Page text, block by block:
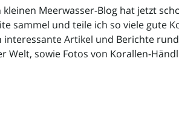
Meerwasser-Blog hat jetzt
sammel und teile ich so viele gute
Artikel und Berichte
Welt, sowie Fotos von Korallen-